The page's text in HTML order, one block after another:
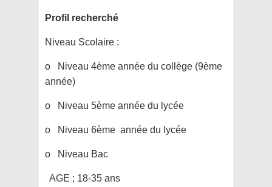
Profil recherché
Niveau Scolaire :
o Niveau 4ème année du collège (9ème
année)
o Niveau 5ème année du lycée
o Niveau 6ème année du lycée
o Niveau Bac
AGE ; 18-35 ans